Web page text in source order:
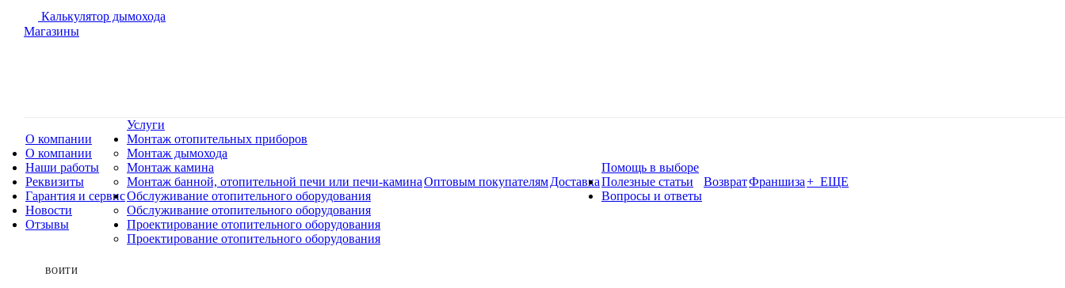
Калькулятор дымохода
Магазины
О компании
О компании
Наши работы
Реквизиты
Гарантия и сервис
Новости
Отзывы
Услуги
Монтаж отопительных приборов
Монтаж дымохода
Монтаж камина
Монтаж банной, отопительной печи или печи-камина
Обслуживание отопительного оборудования
Обслуживание отопительного оборудования
Проектирование отопительного оборудования
Проектирование отопительного оборудования
Оптовым покупателямДоставка
Помощь в выборе
Полезные статьи
Вопросы и ответы
ВозвратФраншиза+ ЕЩЕ
ВОЙТИ